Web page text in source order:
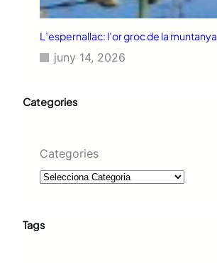
L’espernallac: l’or groc de la muntanya
juny 14, 2026
Categories
Categories
Tags